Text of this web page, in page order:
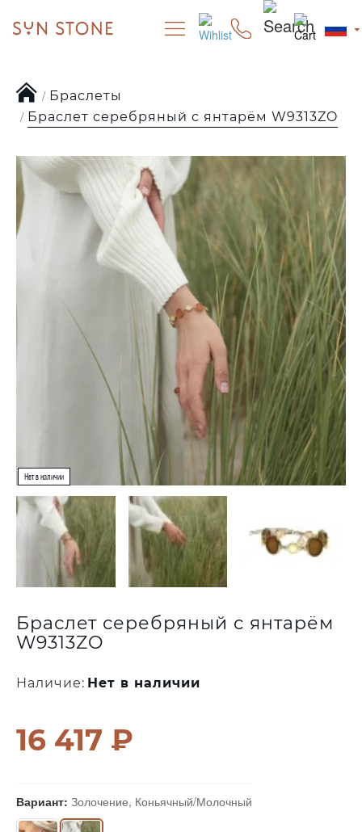
Браслеты
Браслет серебряный с янтарём W9313ZO
Браслет серебряный с янтарём
W9313ZO
16 417 ₽
Вариант: Золочение, Коньячный/Молочный
Наличие: Нет в наличии